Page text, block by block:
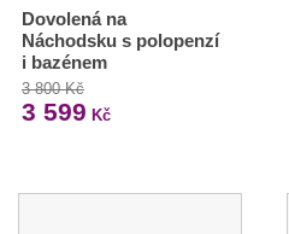
Dovolená na
Náchodsku s polopenzí
i bazénem
3 800 Kč
3 599 Kč